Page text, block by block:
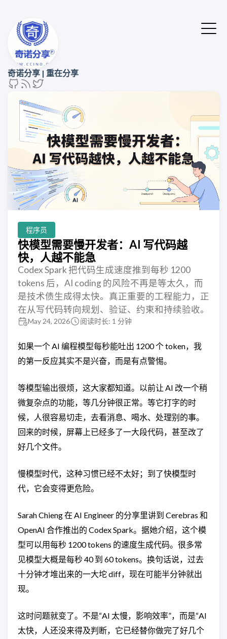
奇诺分享 | 重在分享
程序员
快模型需要慢开发者：AI 写代码越
快，人越不能急
Codex Spark 把代码生成速度推到每秒 1200
tokens 后，AI coding 的风险不再是等太久，而
是技术债生成得太快。真正重要的工程能力，正
在从写代码转向规划、验证、约束和持续验收。
May 24, 2026 阅读时长: 1 分钟
如果一个 AI 编程模型每秒能吐出 1200 个 token，我
的第一反应其实不是兴奋，而是有点警惕。
等模型输出很烦，这大家都知道。以前让 AI 改一个稍
微复杂点的功能，等几分钟很正常。等它打字的时
候，人很容易切走，去看消息、喝水、处理别的事。
回来的时候，屏幕上已经多了一大段代码，甚至改了
好几个文件。
慢模型时代，这种习惯已经不太好；到了快模型时
代，它会变得更危险。
Sarah Chieng 在 AI Engineer 的分享里讲到 Cerebras 和
OpenAI 合作推出的 Codex Spark。据她介绍，这个模
型可以用每秒 1200 tokens 的速度生成代码。很多常
见模型大概是每秒 40 到 60 tokens。换句话说，过去
十分钟才堆出来的一大坨 diff，现在可能半分钟就出
现。
这时问题就变了。不是“AI 太慢，影响效率”，而是“AI
太快，人还没来得及判断，它已经替你做完了好几个